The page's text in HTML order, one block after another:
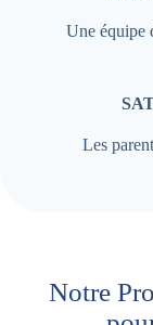
Une équipe
Les
Notre